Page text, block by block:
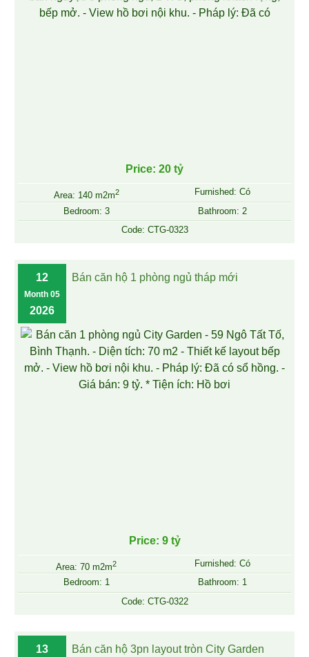
Price: 20 tỷ
Area: 140 m2m2
Furnished: Có
Bedroom: 3
Bathroom: 2
Code: CTG-0323
12
Month 05
2026
Bán căn hộ 1 phòng ngủ tháp mới
Price: 9 tỷ
Area: 70 m2m2
Furnished: Có
Bedroom: 1
Bathroom: 1
Code: CTG-0322
13 Bán căn hộ 3pn layout tròn City Garden